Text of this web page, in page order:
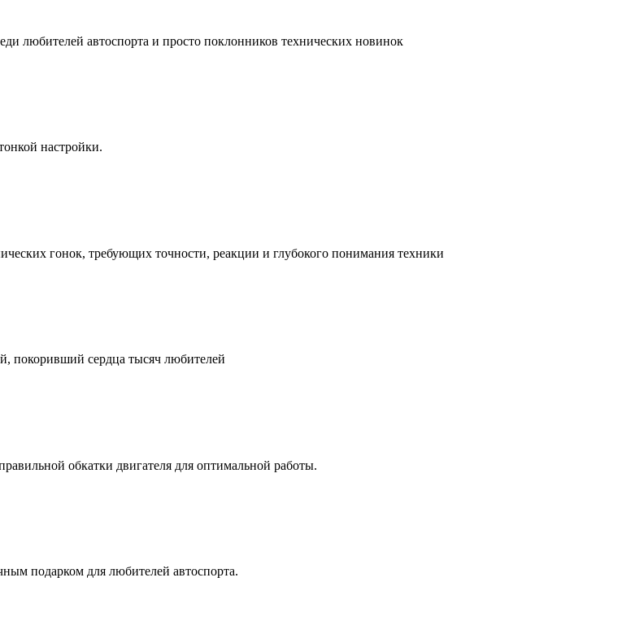
любителей автоспорта и просто поклонников технических новинок
настройки.
гонок, требующих точности, реакции и глубокого понимания техники
покоривший сердца тысяч любителей
обкатки двигателя для оптимальной работы.
подарком для любителей автоспорта.